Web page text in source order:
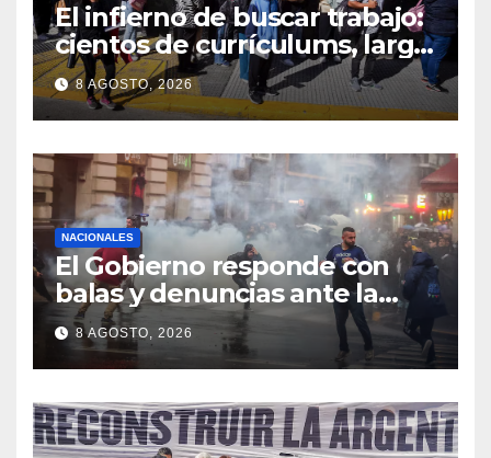
El infierno de buscar trabajo:
cientos de currículums, larga
espera y menos puestos
registrados
8 AGOSTO, 2026
NACIONALES
El Gobierno responde con
balas y denuncias ante la
protesta
8 AGOSTO, 2026